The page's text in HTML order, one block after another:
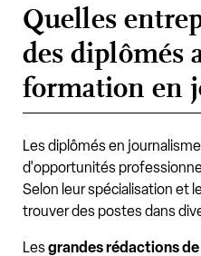
Quelles
des diplômés
formation en
Les diplômés en
d'opportunités
Selon leur spécialisation et
trouver des postes dans
Lesgrandes rédactions